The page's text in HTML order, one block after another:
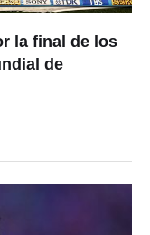
la final de los
de